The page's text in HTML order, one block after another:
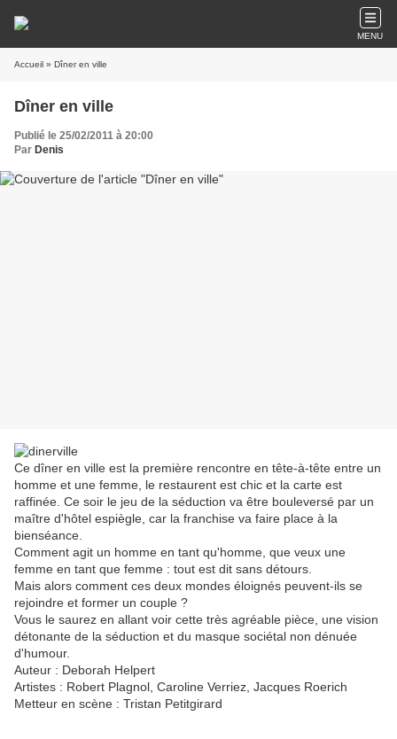
MENU
Accueil » Dîner en ville
Dîner en ville
Publié le 25/02/2011 à 20:00
Par Denis
Ce dîner en ville est la première rencontre en tête-à-tête entre un
homme et une femme, le restaurent est chic et la carte est
raffinée. Ce soir le jeu de la séduction va être bouleversé par un
maître d'hôtel espiègle, car la franchise va faire place à la
bienséance.
Comment agit un homme en tant qu'homme, que veux une
femme en tant que femme : tout est dit sans détours.
Mais alors comment ces deux mondes éloignés peuvent-ils se
rejoindre et former un couple ?
Vous le saurez en allant voir cette très agréable pièce, une vision
détonante de la séduction et du masque sociétal non dénuée
d'humour.
Auteur : Deborah Helpert
Artistes : Robert Plagnol, Caroline Verriez, Jacques Roerich
Metteur en scène : Tristan Petitgirard